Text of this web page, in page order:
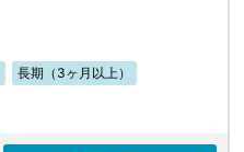
長期（3ヶ月以上）